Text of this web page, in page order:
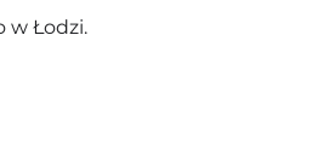
w Łodzi.